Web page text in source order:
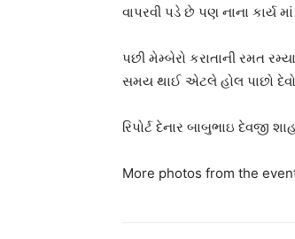
વાપરવી પડે છે પણ નાના કાર્ય
પછી મેમ્બેરો કરાતાની રમત
સમય થાઈ એટલે હોલ પાછો
રિપોર્ટ દેનાર બાબુભાઇ દેવજી શાહ
More photos from the